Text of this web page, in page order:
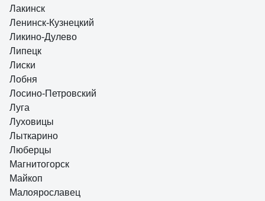
Лакинск
Ленинск-Кузнецкий
Ликино-Дулево
Липецк
Лиски
Лобня
Лосино-Петровский
Луга
Луховицы
Лыткарино
Люберцы
Магнитогорск
Майкоп
Малоярославец